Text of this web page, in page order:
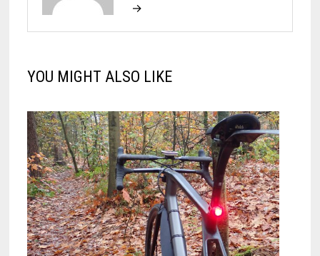
→
YOU MIGHT ALSO LIKE